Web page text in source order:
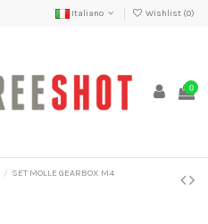
Italiano Wishlist (0)
0
SET MOLLE GEARBOX M4